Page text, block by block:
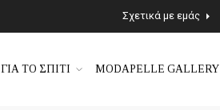
Σχετικά με εμάς
ΓΙΑ ΤΟ ΣΠΙΤΙ MODAPELLE GALLERY